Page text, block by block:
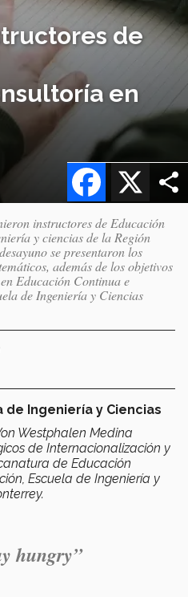
de
en
X
Facebook
instructores de Educación
y ciencias de la Región
se presentaron los
además de los objetivos
Educación Continua e
de Ingeniería y Ciencias
de Ingeniería y Ciencias
Westphalen Medina
de Internacionalización y
de Educación
Escuela de Ingeniería y
hungry”